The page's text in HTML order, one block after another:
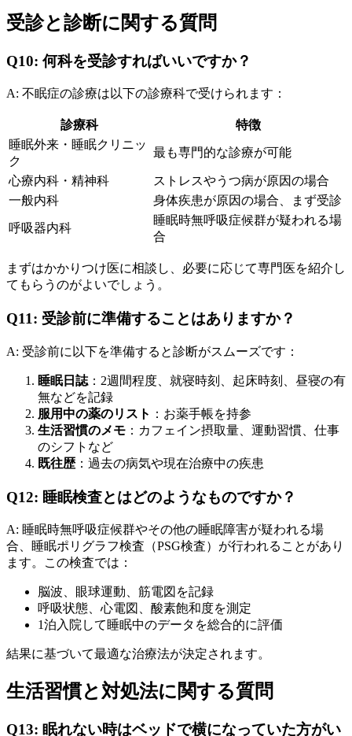
受診と診断に関する質問
Q10: 何科を受診すればいいですか？
A: 不眠症の診療は以下の診療科で受けられます：
診療科
特徴
睡眠外来・睡眠クリニッ
ク
最も専門的な診療が可能
心療内科・精神科
ストレスやうつ病が原因の場合
一般内科
身体疾患が原因の場合、まず受診
呼吸器内科
睡眠時無呼吸症候群が疑われる場
合
まずはかかりつけ医に相談し、必要に応じて専門医を紹介し
てもらうのがよいでしょう。
Q11: 受診前に準備することはありますか？
A: 受診前に以下を準備すると診断がスムーズです：
睡眠日誌 ：2週間程度、就寝時刻、起床時刻、昼寝の有
無などを記録
服用中の薬のリスト ：お薬手帳を持参
生活習慣のメモ ：カフェイン摂取量、運動習慣、仕事
のシフトなど
既往歴：過去の病気や現在治療中の疾患
Q12: 睡眠検査とはどのようなものですか？
A: 睡眠時無呼吸症候群やその他の睡眠障害が疑われる場
合、睡眠ポリグラフ検査（PSG検査）が行われることがあり
ます。この検査では：
脳波、眼球運動、筋電図を記録
呼吸状態、心電図、酸素飽和度を測定
1泊入院して睡眠中のデータを総合的に評価
結果に基づいて最適な治療法が決定されます。
生活習慣と対処法に関する質問
Q13: 眠れない時はベッドで横になっていた方がい